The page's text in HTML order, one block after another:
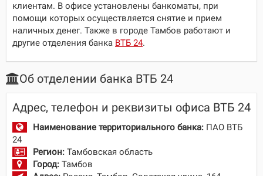
клиентам. В офисе установлены банкоматы, при
помощи которых осуществляется снятие и прием
наличных денег. Также в городе Тамбов работают и
другие отделения банка ВТБ 24.
Об отделении банка ВТБ 24
Адрес, телефон и реквизиты офиса ВТБ 24
Наименование территориального банка: ПАО ВТБ
24
Регион: Тамбовская область
Город: Тамбов